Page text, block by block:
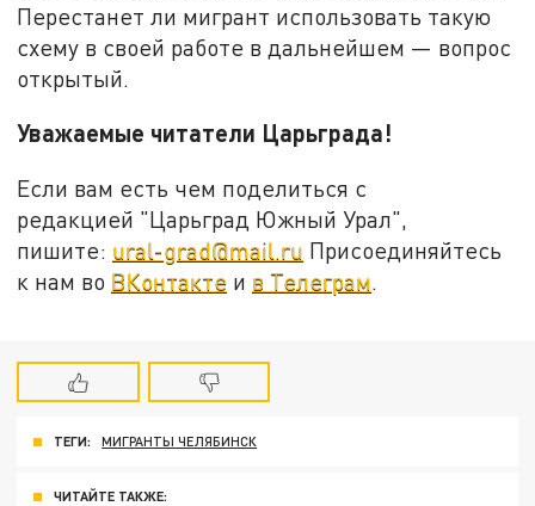
Перестанет ли мигрант использовать такую
схему в своей работе в дальнейшем — вопрос
открытый.
Уважаемые читатели Царьграда!
Если вам есть чем поделиться с
редакцией "Царьград Южный Урал",
пишите: ural-grad@mail.ru Присоединяйтесь
к нам во ВКонтакте и в Телеграм.
ТЕГИ: МИГРАНТЫ ЧЕЛЯБИНСК
ЧИТАЙТЕ ТАКЖЕ: